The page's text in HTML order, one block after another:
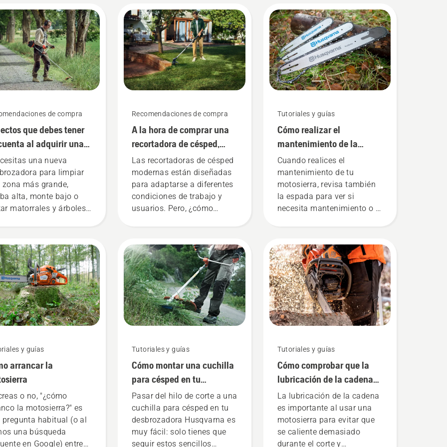
de compra
que debes tener
al adquirir una
una nueva
para limpiar
zona más grande,
alta, monte bajo o
matorrales y árboles
antes de adquirir
desbrozadora.
y guías
arrancar la
o no, "¿cómo
la motosierra?" es
pregunta habitual (o al
una búsqueda
en Google) entre
Recomendaciones de compra
A la hora de comprar una
recortadora de césped,
debes tener en cuenta
estas cinco cosas
Las recortadoras de césped
modernas están diseñadas
para adaptarse a diferentes
condiciones de trabajo y
usuarios. Pero, ¿cómo
necesidades? Aquí tienes
algunas preguntas
imprescindibles cuyas
respuestas te llevarán a la
decisión correcta.
Tutoriales y guías
Cómo montar una cuchilla
para césped en tu
desbrozadora
Pasar del hilo de corte a una
cuchilla para césped en tu
desbrozadora Husqvarna es
muy fácil: solo tienes que
seguir estos sencillos
Tutoriales y guías
Cómo realizar el
mantenimiento de la
espada de la motosierra
Cuando realices el
mantenimiento de tu
motosierra, revisa también
la espada para ver si
necesita mantenimiento o si
Tutoriales y guías
Cómo comprobar que la
lubricación de la cadena
funciona en tu motosierra
La lubricación de la cadena
es importante al usar una
motosierra para evitar que
se caliente demasiado
durante el corte y